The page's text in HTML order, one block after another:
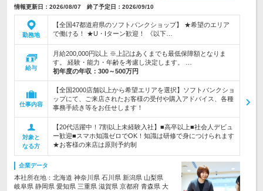
情報更新日：2026/08/07 終了予定日：2026/09/10
勤務地
【全国47都道府県のソフトバンクショップ】 ★希望のエリア
で働ける！ ★U・Iターン歓迎！ 《以下…
給与
月給200,000円以上 ※上記はあくまでも最低保障額となりま
す。 経験・能力・年齢を考慮し決定します。 …
初年度の年収： 300～500万円
仕事内容
【全国2000店舗以上から希望エリアを選択】ソフトバンクショ
ップにて、ご来店されたお客様の受付や購入アドバイス、各種
事務手続き等をお任せします！
対象と
なる方
【20代活躍中！7割以上未経験入社】■高卒以上■社会人デビュ
ー歓迎■スマホ知識ゼロでOK！知識は研修で身につけられます
★お客様の来店は原則予約制
企業データ
本社所在地：北海道 神奈川県 石川県 新潟県 山梨県
岐阜県 静岡県 愛知県 三重県 滋賀県 京都府 青森県 大